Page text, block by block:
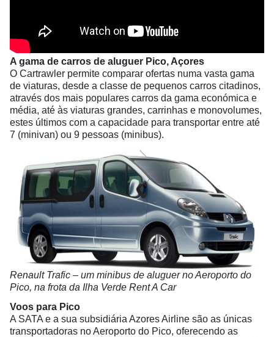
A gama de carros de aluguer Pico, Açores
O Cartrawler permite comparar ofertas numa vasta gama
de viaturas, desde a classe de pequenos carros citadinos,
através dos mais populares carros da gama económica e
média, até às viaturas grandes, carrinhas e monovolumes,
estes últimos com a capacidade para transportar entre até
7 (minivan) ou 9 pessoas (minibus).
Renault Trafic – um minibus de aluguer no Aeroporto do
Pico, na frota da Ilha Verde Rent A Car
Voos para Pico
A SATA e a sua subsidiária Azores Airline são as únicas
transportadoras no Aeroporto do Pico, oferecendo as